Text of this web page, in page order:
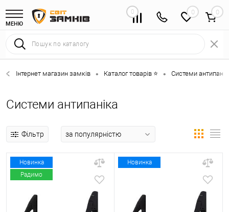
МЕНЮ
0 0
Інтернет магазин замків • Каталог товарів ⭐ • Системи
Системи антипаніка
Фільтр
Новинка
Радимо
Новинка